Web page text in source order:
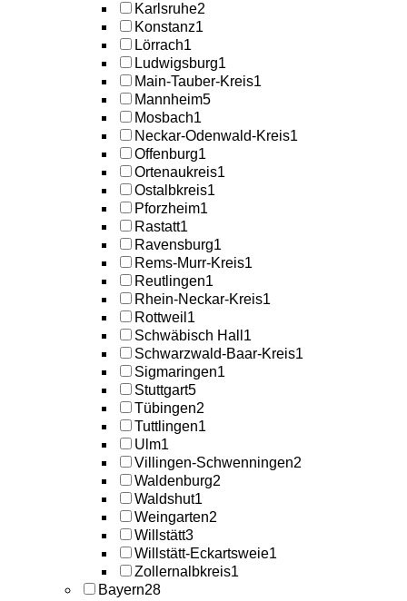
Karlsruhe2
Konstanz1
Lörrach1
Ludwigsburg1
Main-Tauber-Kreis1
Mannheim5
Mosbach1
Neckar-Odenwald-Kreis1
Offenburg1
Ortenaukreis1
Ostalbkreis1
Pforzheim1
Rastatt1
Ravensburg1
Rems-Murr-Kreis1
Reutlingen1
Rhein-Neckar-Kreis1
Rottweil 1
Schwäbisch Hall 1
Schwarzwald-Baar-Kreis1
Sigmaringen1
Stuttgart5
Tübingen2
Tuttlingen1
Ulm1
Villingen-Schwenningen2
Waldenburg2
Waldshut1
Weingarten2
Willstätt3
Willstätt-Eckartsweie1
Zollernalbkreis1
Bayern28